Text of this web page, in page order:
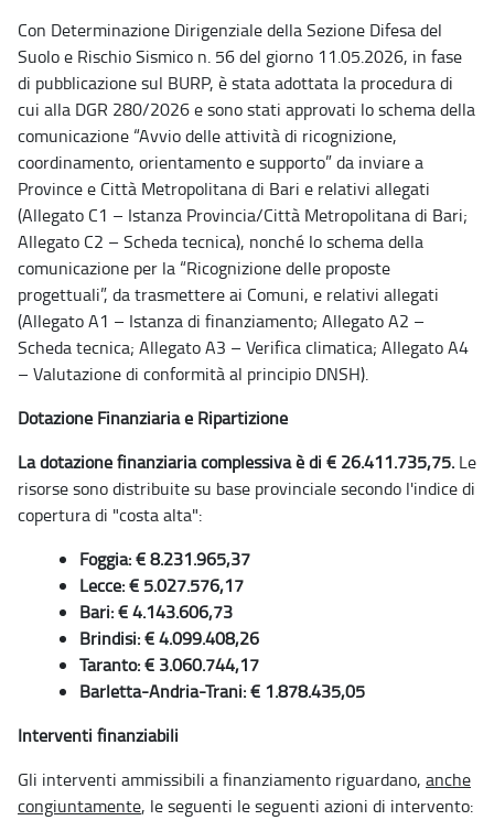
Con Determinazione Dirigenziale della Sezione Difesa del
Suolo e Rischio Sismico n. 56 del giorno 11.05.2026, in fase
di pubblicazione sul BURP, è stata adottata la procedura di
cui alla DGR 280/2026 e sono stati approvati lo schema della
comunicazione “Avvio delle attività di ricognizione,
coordinamento, orientamento e supporto” da inviare a
Province e Città Metropolitana di Bari e relativi allegati
(Allegato C1 – Istanza Provincia/Città Metropolitana di Bari;
Allegato C2 – Scheda tecnica), nonché lo schema della
comunicazione per la “Ricognizione delle proposte
progettuali”, da trasmettere ai Comuni, e relativi allegati
(Allegato A1 – Istanza di finanziamento; Allegato A2 –
Scheda tecnica; Allegato A3 – Verifica climatica; Allegato A4
– Valutazione di conformità al principio DNSH).
Dotazione Finanziaria e Ripartizione
La dotazione finanziaria complessiva è di € 26.411.735,75. Le
risorse sono distribuite su base provinciale secondo l'indice di
copertura di "costa alta":
Foggia: € 8.231.965,37
Lecce: € 5.027.576,17
Bari: € 4.143.606,73
Brindisi: € 4.099.408,26
Taranto: € 3.060.744,17
Barletta-Andria-Trani: € 1.878.435,05
Interventi finanziabili
Gli interventi ammissibili a finanziamento riguardano, anche
congiuntamente, le seguenti le seguenti azioni di intervento: